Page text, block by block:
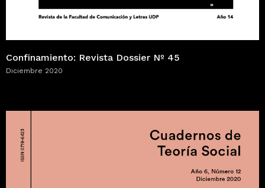
Confinamiento: Revista Dossier Nº 45
Diciembre 2020